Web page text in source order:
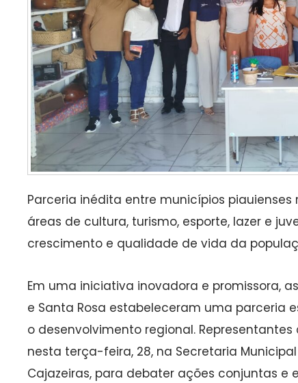
Parceria inédita entre municípios
áreas de cultura, turismo, esporte, lazer e
crescimento e qualidade de vida da
Em uma iniciativa inovadora e promissora,
e Santa Rosa estabeleceram uma parceria
o desenvolvimento regional.
nesta terça-feira, 28, na Secretaria
Cajazeiras, para debater ações conjuntas e